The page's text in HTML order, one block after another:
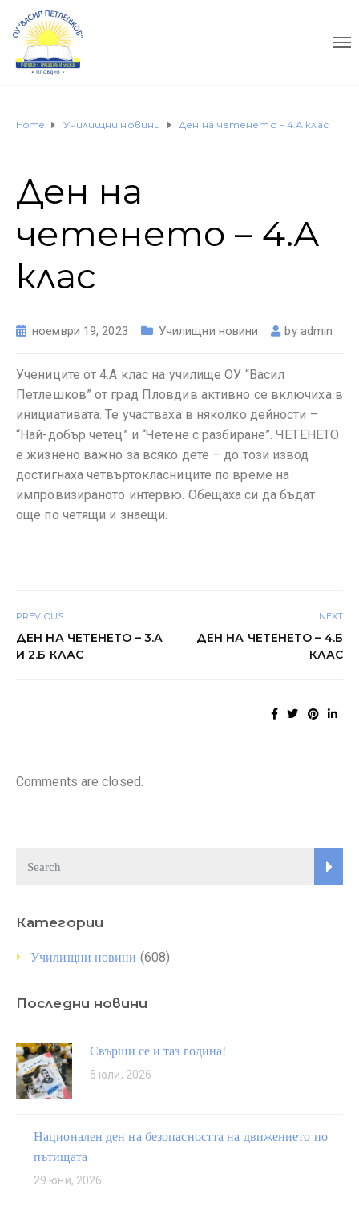
Home Училищни новини Ден на четенето – 4.А клас
Ден на
четенето – 4.А
клас
ноември 19, 2023 Училищни новини by admin
Учениците от 4.А клас на училище ОУ “Васил
Петлешков” от град Пловдив активно се включиха в
инициативата. Те участваха в няколко дейности –
“Най-добър четец” и “Четене с разбиране”. ЧЕТЕНЕТО
е жизнено важно за всяко дете – до този извод
достигнаха четвъртокласниците по време на
импровизираното интервю. Обещаха си да бъдат
още по четящи и знаещи.
PREVIOUS
ДЕН НА ЧЕТЕНЕТО – 3.А
И 2.Б КЛАС
NEXT
ДЕН НА ЧЕТЕНЕТО – 4.Б
КЛАС
Comments are closed.
Категории
Училищни новини (608)
Последни новини
Свърши се и таз година!
5 юли, 2026
Национален ден на безопасността на движението по
пътищата
29 юни, 2026